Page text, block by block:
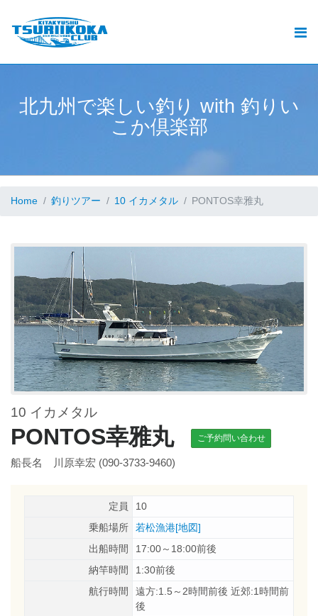
.
北九州 で楽 し い釣 り with 釣 り い
こ か倶楽部
Home 釣りツアー 10 イカメタル PONTOS幸雅丸
10 イカメタル
PONTOS幸雅丸 ご予約問い合わせ
船長名 川原幸宏 (090-3733-9460)
定員
10
乗船場所
若松漁港[地図]
出船時間
17:00～18:00前後
納竿時間
1:30前後
航行時間
遠方:1.5～2時間前後 近郊:1時間前
後
釣果
ブログ
お問い合せ